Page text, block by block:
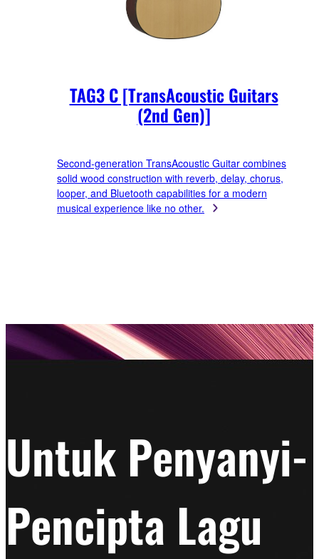
TAG3 C [TransAcoustic Guitars
(2nd Gen)]
Second-generation TransAcoustic Guitar combines
solid wood construction with reverb, delay, chorus,
looper, and Bluetooth capabilities for a modern
musical experience like no other.
Untuk Penyanyi-
Pencipta Lagu